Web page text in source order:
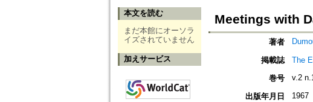
本文を読む
まだ本館にオーソラ
イズされていません
加えサービス
Meetings with
著者
掲載誌
The
巻号
v.2
出版年月日 1967